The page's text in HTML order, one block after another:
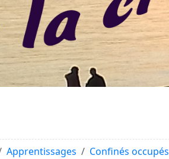
Apprentissages Confinés occupés